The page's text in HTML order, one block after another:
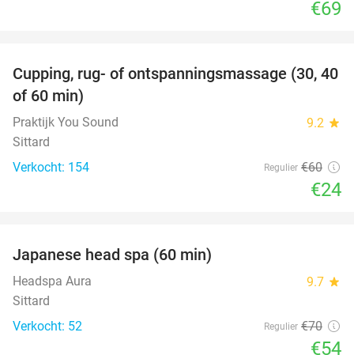
€69
60%
Cupping, rug- of ontspanningsmassage (30, 40
of 60 min)
Praktijk You Sound 9.2 star
Sittard
Verkocht: 154
Regulier €60
€24
Japanese head spa (60 min)
Headspa Aura 9.7 star
Sittard
Verkocht: 52
Regulier €70
€54